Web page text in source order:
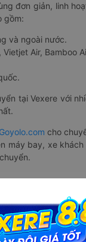
đơn giản, linh
gồm:
và ngoài nước.
Air, Bamboo
tại Vexere với
Goyolo.com cho
máy bay, xe
Ứng